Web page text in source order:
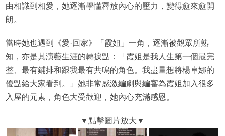
由相識到相愛，她逐漸學懂釋放內心的壓力，變得愈來愈開
朗。
當時她也遇到《愛·回家》「霞姐」一角，逐漸被觀眾所熟
知，亦是其演藝生涯的轉捩點：「霞姐是我人生第一個最完
整、最有鋪排和跟我最有共鳴的角色。我盡量想將楊卓娜的
優點給大家看到。」她非常感激編劇與編審為霞姐加入很多
入屋的元素，角色大受歡迎，她內心充滿感恩。